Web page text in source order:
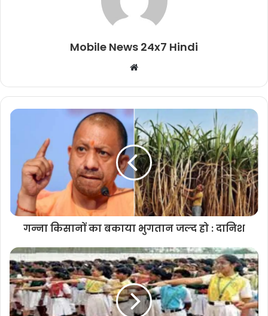
Mobile News 24x7 Hindi
Website
गन्ना किसानों का बकाया भुगतान जल्द हो : दानिश